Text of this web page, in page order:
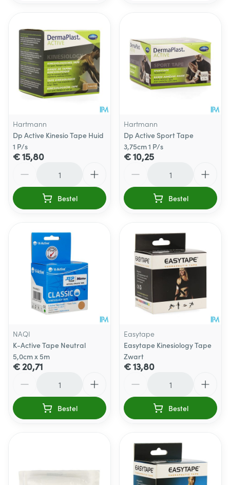
Hartmann
Dp Active Kinesio Tape Huid
1 P/s
€ 15,80
Bestel
Hartmann
Dp Active Sport Tape
3,75cm 1 P/s
€ 10,25
Bestel
NAQI
K-Active Tape Neutral
5,0cm x 5m
€ 20,71
Bestel
Easytape
Easytape Kinesiology Tape
Zwart
€ 13,80
Bestel